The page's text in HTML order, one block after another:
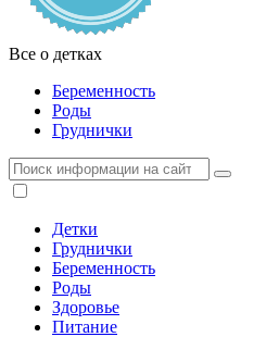
Все о детках
Беременность
Роды
Груднички
Детки
Груднички
Беременность
Роды
Здоровье
Питание